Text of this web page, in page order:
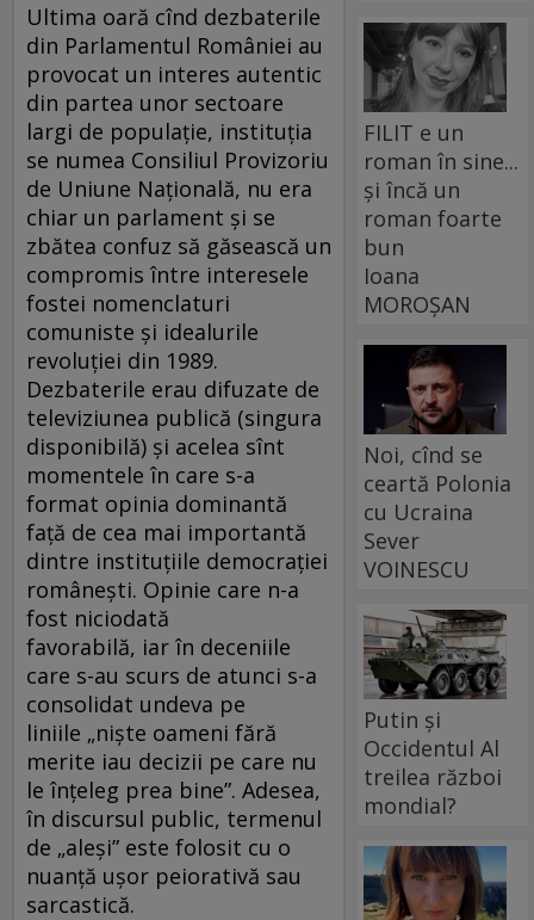
Ultima oară cînd dezbaterile
din Parlamentul României au
provocat un interes autentic
din partea unor sectoare
largi de populație, instituția
se numea Consiliul Provizoriu
de Uniune Națională, nu era
chiar un parlament și se
zbătea confuz să găsească un
compromis între interesele
fostei nomenclaturi
comuniste și idealurile
revoluției din 1989.
Dezbaterile erau difuzate de
televiziunea publică (singura
disponibilă) și acelea sînt
momentele în care s-a
format opinia dominantă
față de cea mai importantă
dintre instituțiile democrației
românești. Opinie care n-a
fost niciodată
favorabilă, iar în deceniile
care s-au scurs de atunci s-a
consolidat undeva pe
liniile „niște oameni fără
merite iau decizii pe care nu
le înțeleg prea bine”. Adesea,
în discursul public, termenul
de „aleși” este folosit cu o
nuanță ușor peiorativă sau
sarcastică.
FILIT e un
roman în sine...
și încă un
roman foarte
bun
Ioana
MOROȘAN
Noi, cînd se
ceartă Polonia
cu Ucraina
Sever
VOINESCU
Putin și
Occidentul Al
treilea război
mondial?